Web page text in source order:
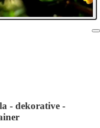
- dekorative -